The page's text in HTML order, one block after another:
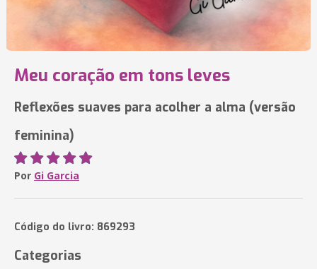
Meu coração em tons leves
Reflexões suaves para acolher a alma (versão
feminina)
Por Gi Garcia
Código do livro: 869293
Categorias